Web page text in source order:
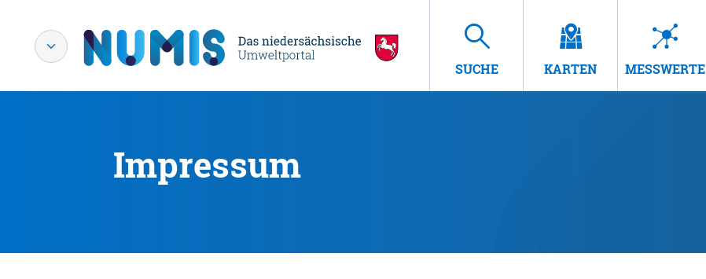
SUCHE KARTEN MESSWERTE
Impressum